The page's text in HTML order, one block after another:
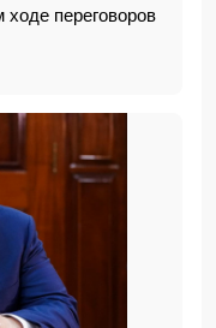
переговоров